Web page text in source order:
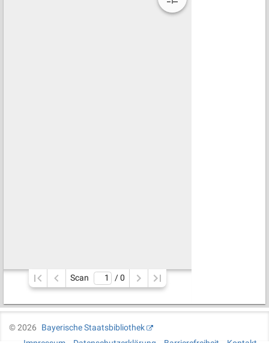
Scan / 0
©2026
Bayerische Staatsbibliothek